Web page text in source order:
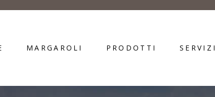
MARGAROLI PRODOTTI SERVIZI